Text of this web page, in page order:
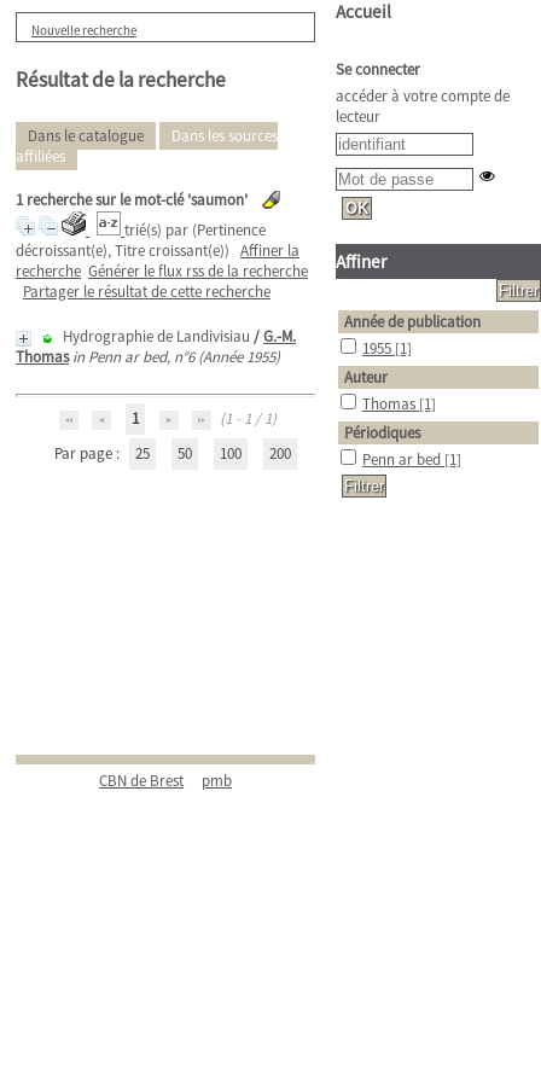
Nouvelle recherche
Résultat de la recherche
Dans le catalogue
Dans les sources
affiliées
1recherche sur le mot-clé'saumon'
trié(s) par (Pertinence
décroissant(e), Titre croissant(e)) Affiner la
recherche Générer le flux rss de la recherche
Partager le résultat de cette recherche
Hydrographie de Landivisiau /G.-M.
Thomas in Penn ar bed, n°6 (Année 1955)
1
(1 - 1 / 1)
Par page :
25 50 100 200
CBN de Brest pmb
Accueil
Se connecter
accéder à votre compte de
lecteur
Affiner
Année de publication
1955 [1]
Auteur
Thomas [1]
Périodiques
Penn ar bed [1]